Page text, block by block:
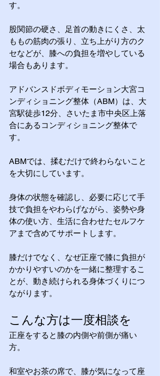
す。
股関節の硬さ、足首の動きにくさ、太
ももの筋肉の張り、立ち上がり方のク
セなどが、膝への負担を増やしている
場合もあります。
アドバンスドボディモーション大宮コ
ンディショニング整体（ABM）は、大
宮駅徒歩12分、さいたま市中央区上落
合にあるコンディショニング整体で
す。
ABMでは、揉むだけで終わらないこと
を大切にしています。
身体の状態を確認し、必要に応じて手
技で負担をやわらげながら、姿勢や身
体の使い方、生活に合わせたセルフケ
アまで含めてサポートします。
膝だけでなく、なぜ正座で膝に負担が
かかりやすいのかを一緒に整理するこ
とが、動き続けられる身体づくりにつ
ながります。
こんな方は一度相談を
正座をすると膝の内側や前側が痛い
方。
和室やお茶の席で、膝が気になって座